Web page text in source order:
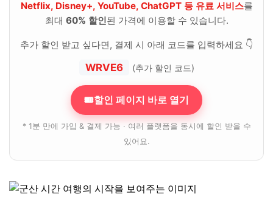
Netflix, Disney+, YouTube, ChatGPT 등 유료 서비스를
최대 60% 할인된 가격에 이용할 수 있습니다.
추가 할인 받고 싶다면, 결제 시 아래 코드를 입력하세요 👇
WRVE6 (추가 할인 코드)
🎟할인 페이지 바로 열기
* 1분 만에 가입 & 결제 가능 · 여러 플랫폼을 동시에 할인 받을 수
있어요.